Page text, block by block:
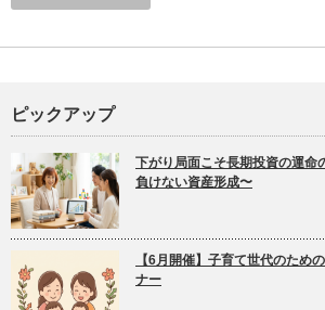
ピックアップ
下がり局面こそ長期投資の運命
負けない資産形成〜
【6月開催】子育て世代のため
ナー